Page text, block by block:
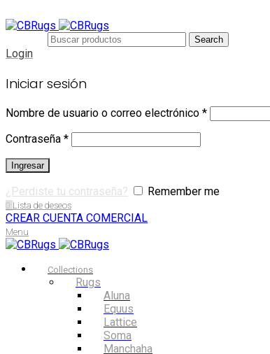
Search
Login
Iniciar sesión
Nombre de usuario o correo electrónico *
Contraseña *
Ingresar
¿Perdiste tu contraseña? Remember me
0 Lista de deseos
CREAR CUENTA COMERCIAL
Menu
Collections
Rugs
Aluna
Equus
Lattice
Soma
Manchaha